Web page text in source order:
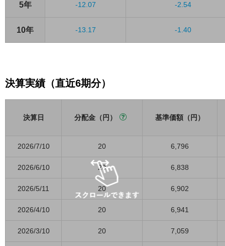
5年 -12.07 -2.54
10年 -13.17 -1.40
決算実績（直近6期分）
決算日 分配金（円） 基準価額（円）
2026/7/10 20 6,796
2026/6/10 20 6,838
2026/5/11 20 6,902
2026/4/10 20 6,941
2026/3/10 20 7,059